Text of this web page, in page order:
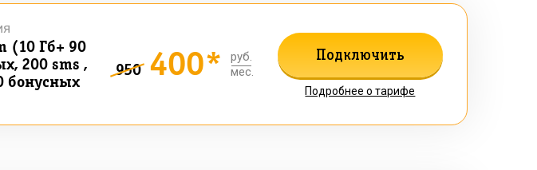
(10 Гб+ 90
200 sms ,
бонусных
950 400*
руб.
мес.
Подключить
Подробнее о тарифе